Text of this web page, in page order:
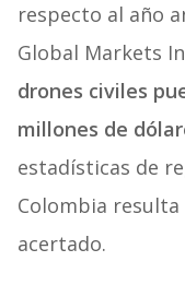
respecto al año
Global Markets
drones civiles
millones de
estadísticas de
Colombia
acertado.